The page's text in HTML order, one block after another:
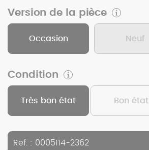
Version de la pièce
Occasion Neuf
Condition
Très bon état Bon état
Ref. : 0005114-2362